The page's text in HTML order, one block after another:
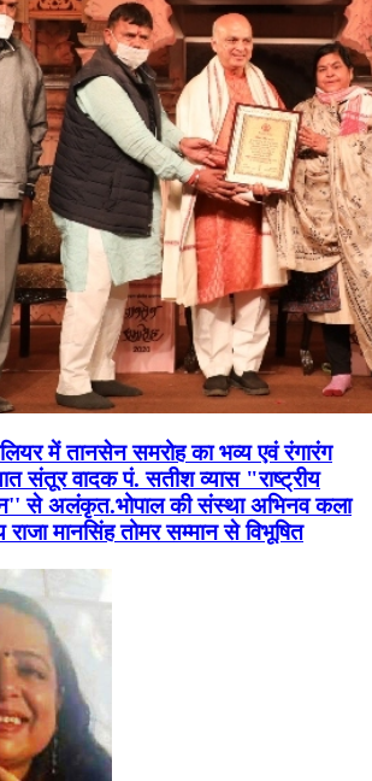
में तानसेन समरोह का भव्य एवं रंगारंग
संतूर वादक पं. सतीश व्यास "राष्ट्रीय
से अलंकृत.भोपाल की संस्था अभिनव कला
राजा मानसिंह तोमर सम्मान से विभूषित